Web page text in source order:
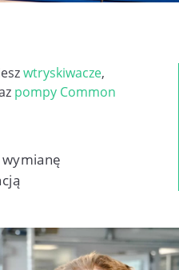
wtryskiwacze,
pompy Common